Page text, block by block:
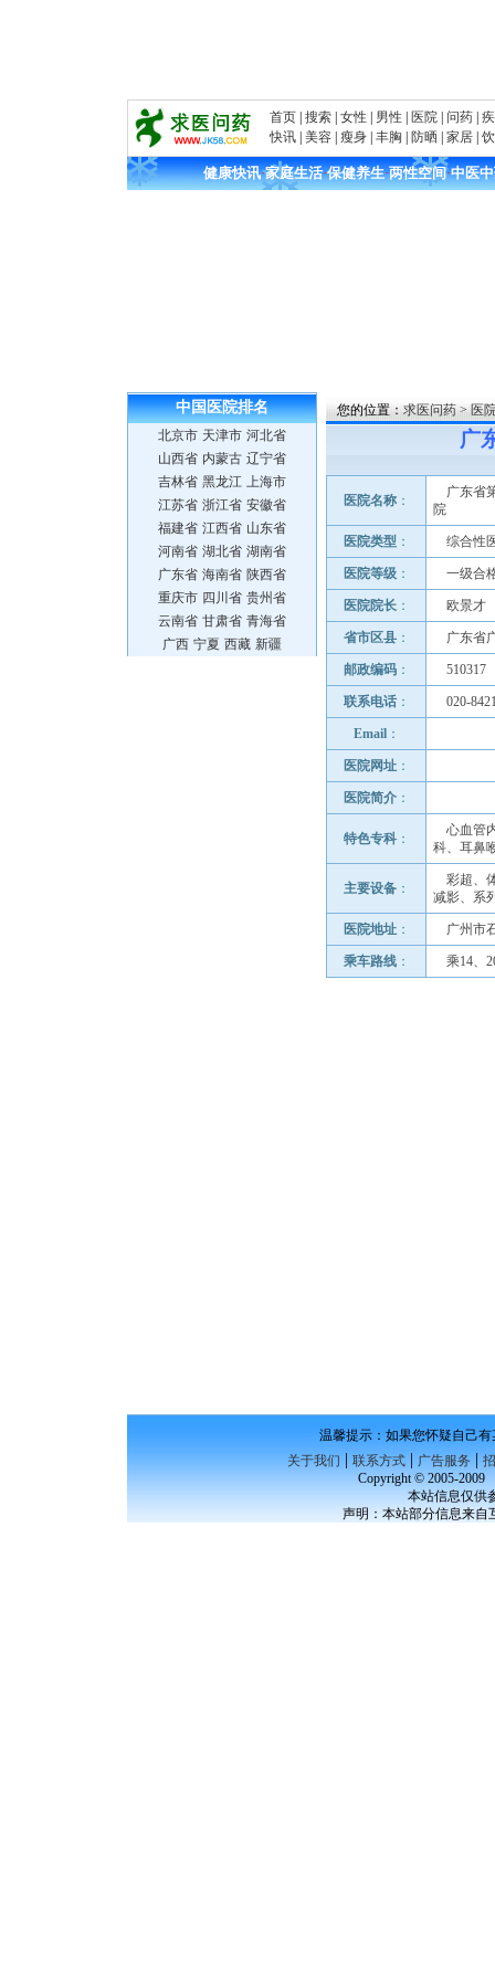
首页 搜索 女性 男性 医院 问药
快讯 美容 瘦身 丰胸 防晒 家居
健康快讯·家庭生活·保健养生·两性空间·中医
中国医院排名
北京市 天津市 河北省
山西省 内蒙古 辽宁省
吉林省 黑龙江 上海市
江苏省 浙江省 安徽省
福建省 江西省 山东省
河南省 湖北省 湖南省
广东省 海南省 陕西省
重庆市 四川省 贵州省
云南省 甘肃省 青海省
广西 宁夏 西藏 新疆
您的位置：求医问药 > 医
广
医院名称：
广东省
院
医院类型： 综合性
医院等级： 一级合
医院院长： 欧景才
省市区县： 广东省
邮政编码： 510317
联系电话： 020-
Email：
医院网址：
医院简介：
特色专科：
心血管
科、耳鼻
主要设备：
彩超、
减影、系
医院地址： 广州市
乘车路线： 乘14、
温馨提示：如果您怀疑自己
关于我们 | 联系方式| 广告服务 |
Copyright © 2005-
本站信息仅供
声明：本站部分信息来自